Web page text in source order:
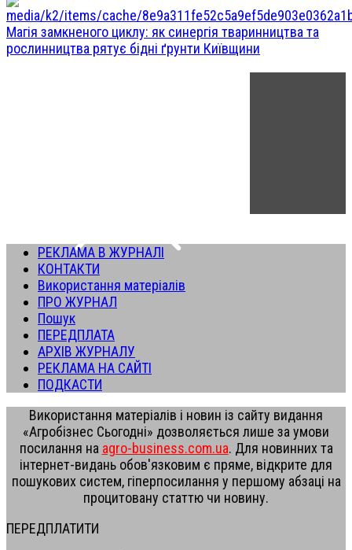
Магія замкненого циклу: як синергія тваринництва та
рослинництва рятує бідні ґрунти Київщини
РЕКЛАМА В ЖУРНАЛІ
КОНТАКТИ
Використання матеріалів
ПРО ЖУРНАЛ
Пошук
ПЕРЕДПЛАТА
АРХІВ ЖУРНАЛУ
РЕКЛАМА НА САЙТІ
ПОДКАСТИ
Використання матеріалів і новин із сайту видання
«Агробізнес Сьогодні» дозволяється лише за умови
посилання на agro-business.com.ua. Для новинних та
інтернет-видань обов'язковим є пряме, відкрите для
пошукових систем, гіперпосилання у першому абзаці на
процитовану статтю чи новину.
ПЕРЕДПЛАТИТИ